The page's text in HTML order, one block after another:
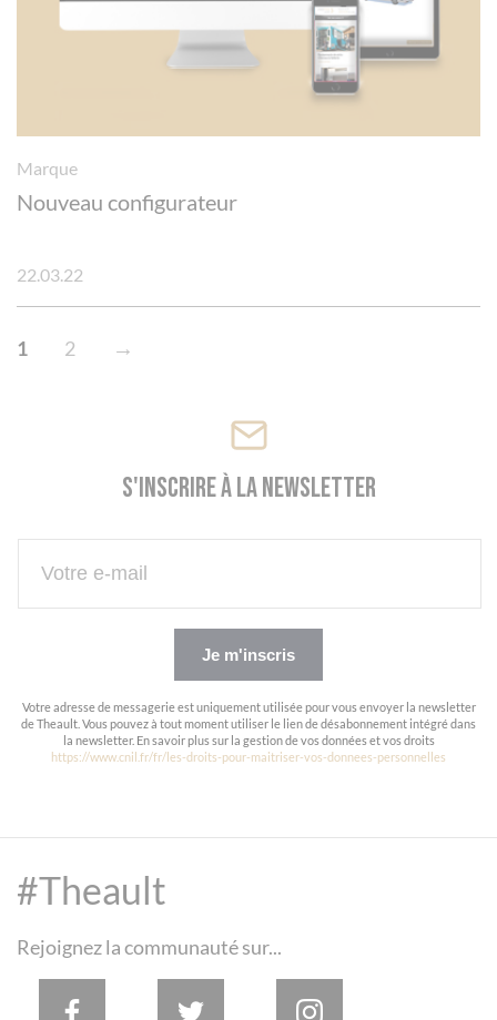
Marque
Nouveau configurateur
22.03.22
1 2 →
S'inscrire à la newsletter
Je m'inscris
Votre adresse de messagerie est uniquement utilisée pour vous envoyer la newsletter
de Theault. Vous pouvez à tout moment utiliser le lien de désabonnement intégré dans
la newsletter. En savoir plus sur la gestion de vos données et vos droits
https://www.cnil.fr/fr/les-droits-pour-maitriser-vos-donnees-personnelles
#Theault
Rejoignez la communauté sur...